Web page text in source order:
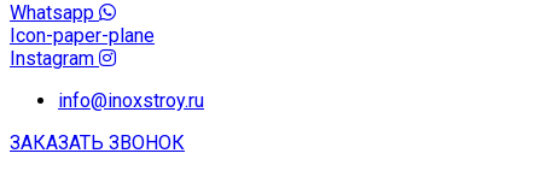
Whatsapp
Icon-paper-plane
Instagram
info@inoxstroy.ru
ЗАКАЗАТЬ ЗВОНОК